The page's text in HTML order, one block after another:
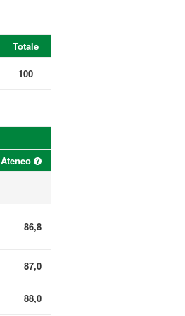
Totale
100
Ateneo
86,8
87,0
88,0